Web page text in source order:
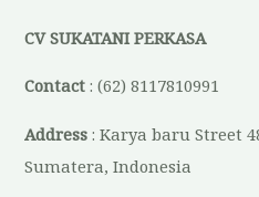
CV SUKATANI PERKASA
Contact : (62) 8117810991
Address : Karya baru Street
Sumatera, Indonesia